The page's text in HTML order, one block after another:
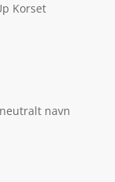
Korset
navn